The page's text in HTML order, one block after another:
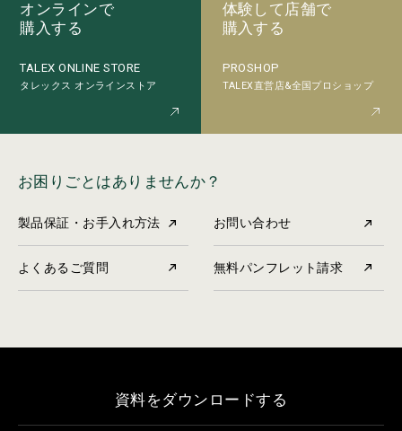
オンラインで
購入する
TALEX ONLINE STORE
タレックス オンラインストア
体験して店舗で
購入する
PROSHOP
TALEX直営店&全国プロショップ
お困りごとはありませんか？
製品保証・お手入れ方法 お問い合わせ
よくあるご質問 無料パンフレット請求
資料をダウンロードする